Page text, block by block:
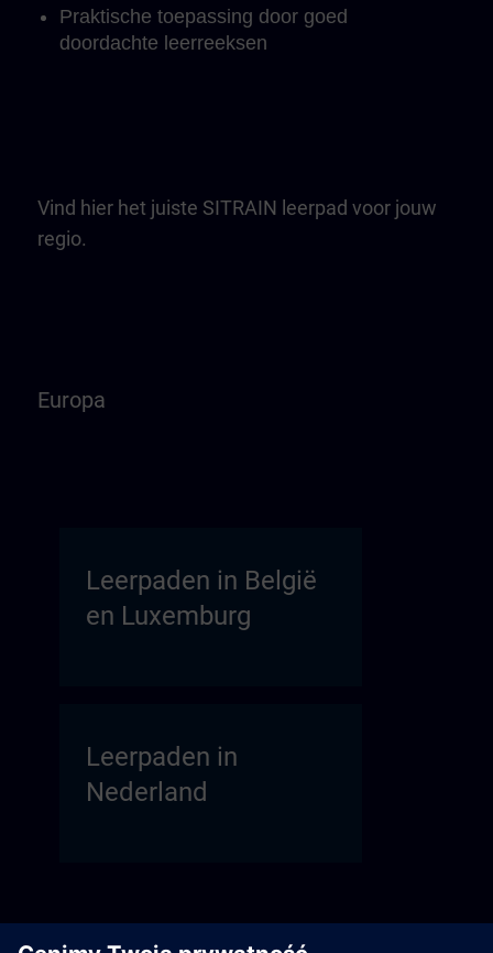
Praktische toepassing door goed
doordachte leerreeksen
Vind hier het juiste SITRAIN leerpad voor jouw
regio.
Europa
Leerpaden in België
en Luxemburg
Leerpaden in
Nederland